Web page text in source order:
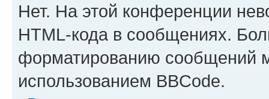
Нет. На этой конференции
HTML-кода в сообщениях.
форматированию сообщений
использованием BBCode.